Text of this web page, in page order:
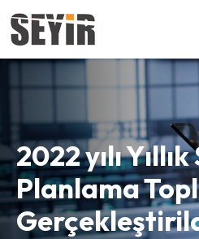
2022 yılı Yıllık
Planlama